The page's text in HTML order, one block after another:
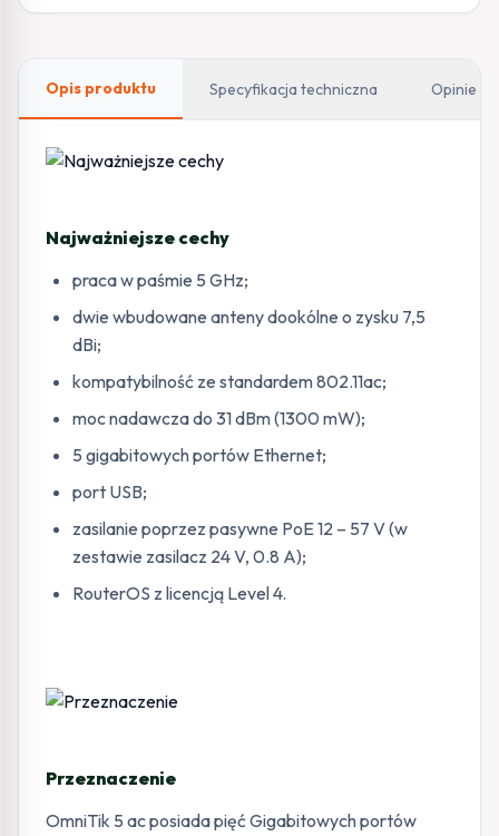
Opis produktu Specyfikacja techniczna Opinie
Najważniejsze cechy
praca w paśmie 5 GHz;
dwie wbudowane anteny dookólne o zysku 7,5
dBi;
kompatybilność ze standardem 802.11ac;
moc nadawcza do 31 dBm (1300 mW);
5 gigabitowych portów Ethernet;
port USB;
zasilanie poprzez pasywne PoE 12 – 57 V (w
zestawie zasilacz 24 V, 0.8 A);
RouterOS z licencją Level 4.
Przeznaczenie
OmniTik 5 ac posiada pięć Gigabitowych portów